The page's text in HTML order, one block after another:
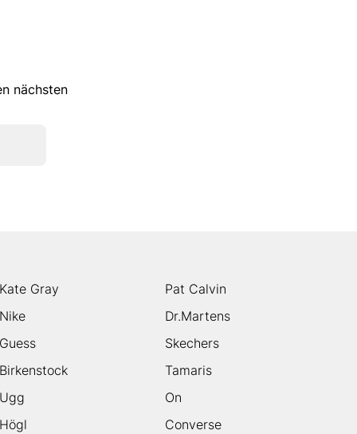
nächsten
Kate Gray
Pat Calvin
Nike
Dr.Martens
Guess
Skechers
Birkenstock
Tamaris
Ugg
On
Högl Converse